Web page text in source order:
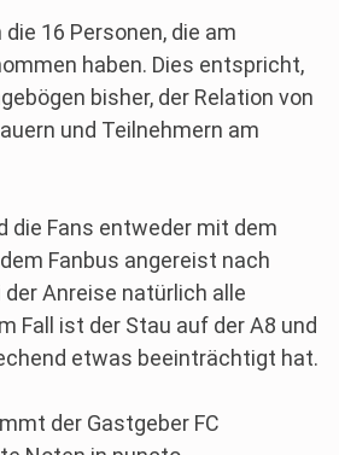
16 Personen, die am
haben. Dies entspricht,
bisher, der Relation von
und Teilnehmern am
die Fans entweder mit dem
Fanbus angereist nach
Anreise natürlich alle
Fall ist der Stau auf der A8 und
etwas beeinträchtigt hat.
der Gastgeber FC